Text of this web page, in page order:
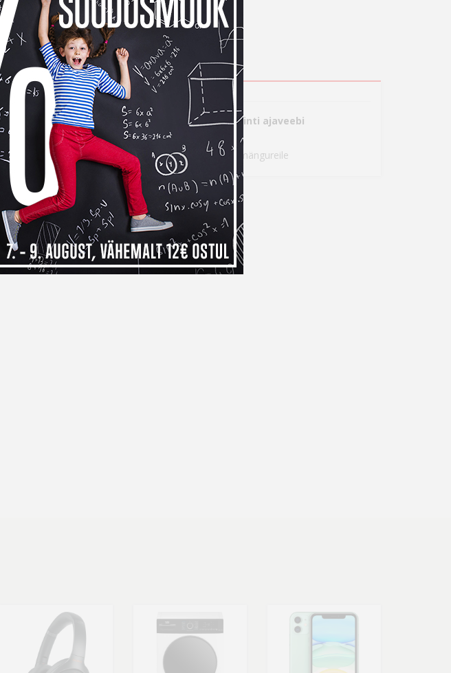
Seda toodet on mainitud järgmistes Photopointi ajaveebi
postitustes:
Karbist välja – Speedlink Virtuis klaviatuur arvutimängureile